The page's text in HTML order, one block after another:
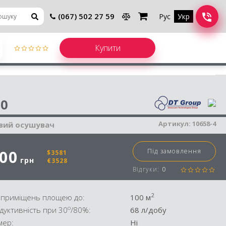
(067) 502 27 59 Рус Укр
повітря
осушувач
грн
$3581
€3528
Під замовлення
Відгуки: 0
Артикул: 10658-4
площею до: 100 м2
при 30o/80%:
68 л/добу
Ні